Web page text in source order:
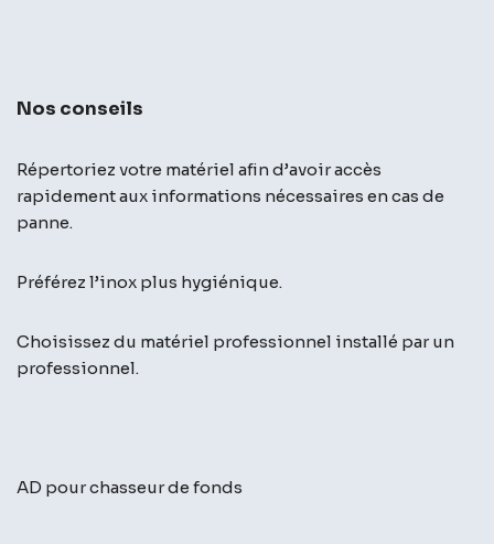
Nos conseils
Répertoriez votre matériel afin d’avoir accès
rapidement aux informations nécessaires en cas de
panne.
Préférez l’inox plus hygiénique.
Choisissez du matériel professionnel installé par un
professionnel.
AD pour chasseur de fonds